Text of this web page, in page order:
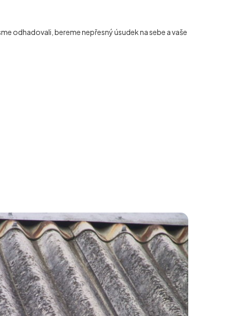
odhadovali, bereme nepřesný úsudek na sebe a vaše